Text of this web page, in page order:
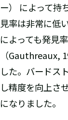
ー） によって持
見率は非常に低
によっても発見
（Gauthreaux,
した。バードス
し精度を向上さ
になりました。